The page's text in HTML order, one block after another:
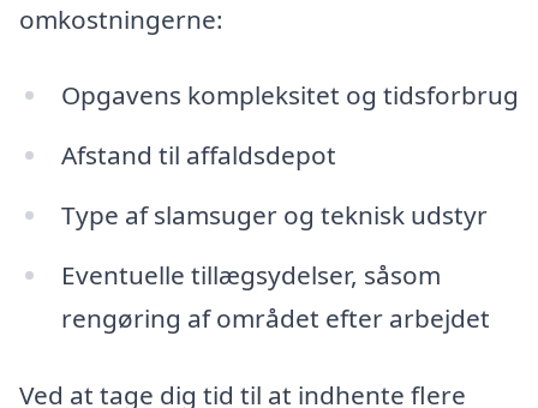
omkostningerne:
Opgavens kompleksitet og tidsforbrug
Afstand til affaldsdepot
Type af slamsuger og teknisk udstyr
Eventuelle tillægsydelser, såsom
rengøring af området efter arbejdet
Ved at tage dig tid til at indhente flere